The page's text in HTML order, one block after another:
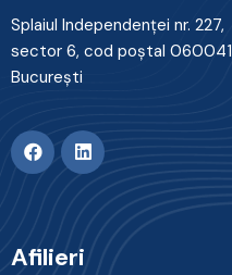
Splaiul Independenţei nr. 227,
sector 6, cod poştal 060041
Bucureşti
Afilieri